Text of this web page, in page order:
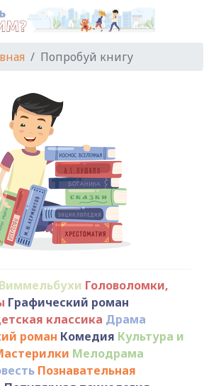
Попробуй книгу
Виммельбухи Головоломки,
Графический роман
классика Драма
роман Комедия Культура и
Мелодрама
Познавательная